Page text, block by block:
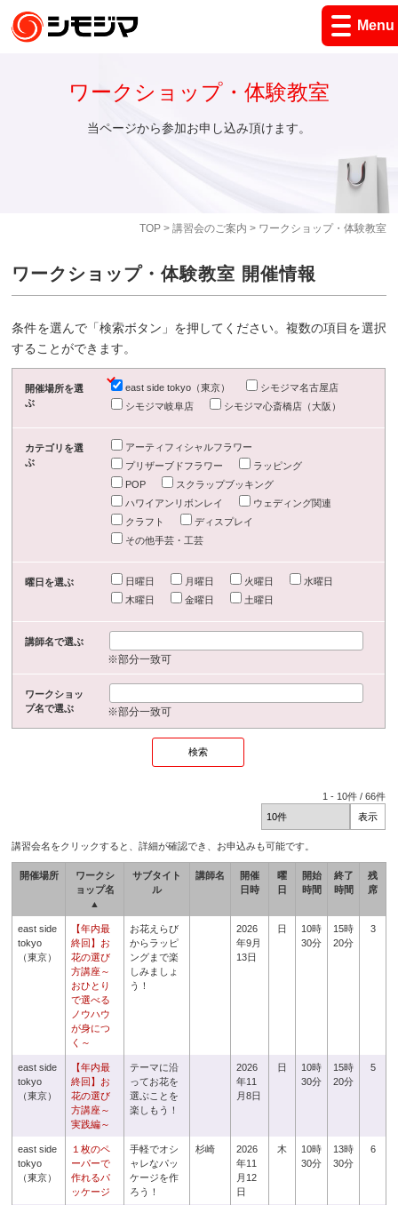
Menu
TOP> 講習会のご案内 > ワークショップ・体験教室
ワークショップ・体験教室
当ページから参加お申し込み頂けます。
ワークショップ・体験教室 開催情報
条件を選んで「検索ボタン」を押してください。複数の項目を選択
することができます。
開催場所を選
ぶ
east side tokyo（東京）
シモジマ名古屋店
シモジマ岐阜店
シモジマ心斎橋店（大阪）
カテゴリを選
ぶ
アーティフィシャルフラワー
プリザーブドフラワー
ラッピング
POP
スクラップブッキング
ハワイアンリボンレイ
ウェディング関連
クラフト
ディスプレイ
その他手芸・工芸
曜日を選ぶ 日曜日 月曜日 火曜日
水曜日
木曜日
金曜日 土曜日
講師名で選ぶ
※部分一致可
ワークショッ
プ名で選ぶ
※部分一致可
1 - 10件 /66件
講習会名をクリックすると、詳細が確認でき、お申込みも可能です。
開催場所
ワークシ
ョップ名
▲
サブタイト
ル
講師名
開催
日時
曜
日
開始
時間
終了
時間
残
席
east side
tokyo
（東京）
【年内最
終回】お
花の選び
方講座～
おひとり
で選べる
ノウハウ
が身につ
く～
お花えらび
からラッピ
ングまで楽
しみましょ
う！
2026
年9月
13日
日
10時
30分
15時
20分
3
east side
tokyo
（東京）
【年内最
終回】お
花の選び
方講座～
実践編～
テーマに沿
ってお花を
選ぶことを
楽しもう！
2026
年11
月8日
日
10時
30分
15時
20分
5
east side
tokyo
（東京）
１枚のペ
ーパーで
作れるパ
ッケージ
手軽でオシ
ャレなパッ
ケージを作
ろう！
杉崎
2026
年11
月12
日
木
10時
30分
13時
30分
6